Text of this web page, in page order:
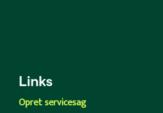
Links
Opret servicesag